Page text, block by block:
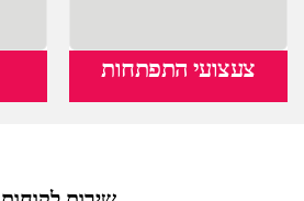
צעצועי התפתחות